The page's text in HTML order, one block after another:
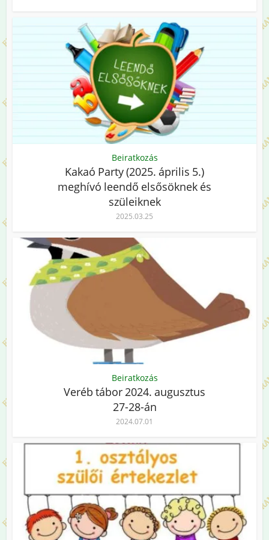
Beiratkozás
Kakaó Party (2025. április 5.)
meghívó leendő elsősöknek és
szüleiknek
2025.03.25
Beiratkozás
Veréb tábor 2024. augusztus
27-28-án
2024.07.01